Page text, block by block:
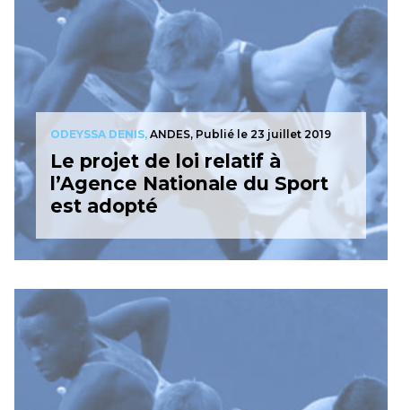
ODEYSSA DENIS, ANDES, Publié le 23 juillet 2019
Le projet de loi relatif à
l’Agence Nationale du Sport
est adopté